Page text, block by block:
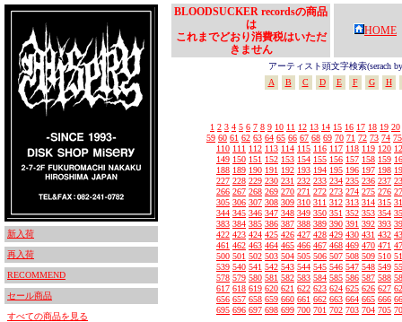
新入荷
再入荷
RECOMMEND
セール商品
すべての商品を見る
BLOODSUCKER recordsの商品
は
これまでどおり消費税はいただ
きません
HOME
アーティスト頭文字検索(serach
A
B C D E F G H
1 2 3 4 5 6 7 8 9 10 11 12 13 14 15 16 17 18 19 20
59 60 61 62 63 64 65 66 67 68 69 70 71 72 73 74 75
110 111 112 113 114 115 116 117 118 119 120
149 150 151 152 153 154 155 156 157 158 159
188 189 190 191 192 193 194 195 196 197 198
227 228 229 230 231 232 233 234 235 236 237
266 267 268 269 270 271 272 273 274 275 276
305 306 307 308 309 310 311 312 313 314 315
344 345 346 347 348 349 350 351 352 353 354
383 384 385 386 387 388 389 390 391 392 393
422 423 424 425 426 427 428 429 430 431 432
461 462 463 464 465 466 467 468 469 470 471
500 501 502 503 504 505 506 507 508 509 510
539 540 541 542 543 544 545 546 547 548 549
578 579 580 581 582 583 584 585 586 587 588
617 618 619 620 621 622 623 624 625 626 627
656 657 658 659 660 661 662 663 664 665 666
695 696 697 698 699 700 701 702 703 704 705